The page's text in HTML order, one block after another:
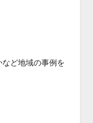
ど地域の事例を